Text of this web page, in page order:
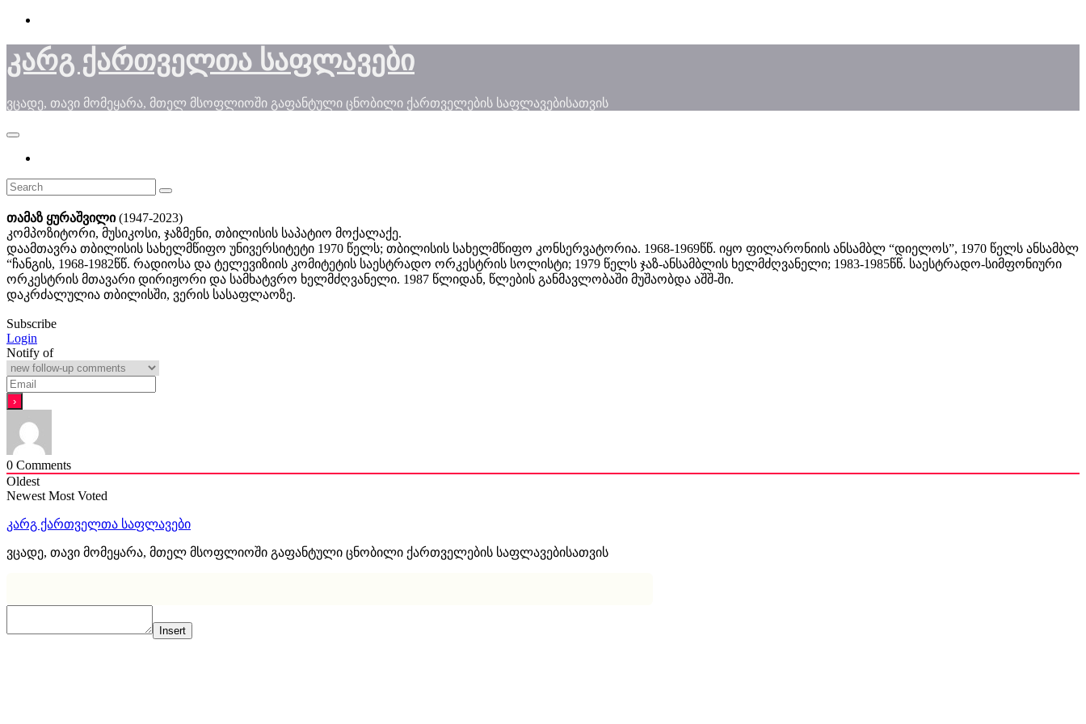
Skip
content
კარგ ქართველთა საფლავები
ვცადე, თავი მომეყარა, მთელ მსოფლიოში გაფანტული ცნობილი ქართველების საფლავებისათვის
თამაზ ყურაშვილი(1947-2023)
კომპოზიტორი, მუსიკოსი, ჯაზმენი, თბილისის საპატიო მოქალაქე.
დაამთავრა თბილისის სახელმწიფო უნივერსიტეტი 1970 წელს; თბილისის სახელმწიფო კონსერვატორია. 1968-1969წწ. იყო ფილარონიის ანსამბლ “დიელოს”, 1970 წელს ანსამბლ
“ჩანგის, 1968-1982წწ. რადიოსა და ტელევიზიის კომიტეტის საესტრადო ორკესტრის სოლისტი; 1979 წელს ჯაზ-ანსამბლის ხელმძღვანელი; 1983-1985წწ. საესტრადო-სიმფონიური
ორკესტრის მთავარი დირიჟორი და სამხატვრო ხელმძღვანელი. 1987 წლიდან, წლების განმავლობაში მუშაობდა აშშ-ში.
დაკრძალულია თბილისში, ვერის სასაფლაოზე.
Subscribe
Login
Notify of
0 Comments
Oldest
Newest Most Voted
კარგ ქართველთა საფლავები
ვცადე, თავი მომეყარა, მთელ მსოფლიოში გაფანტული ცნობილი ქართველების საფლავებისათვის
Insert